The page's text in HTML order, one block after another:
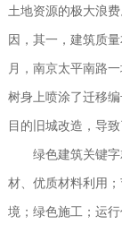
土地资源的极大浪
因，其一，建筑质
月，南京太平南路
树身上喷涂了迁移
目的旧城改造，导
绿色建筑关键字
材、优质材料利用
境；绿色施工；运